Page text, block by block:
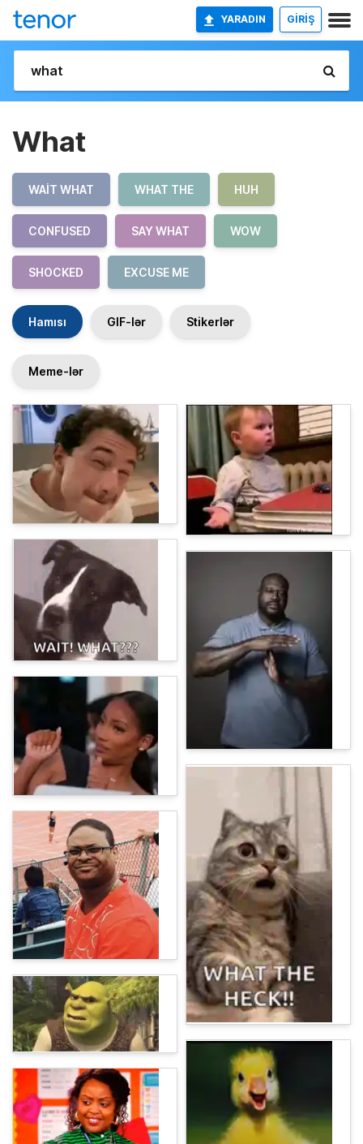
YARADIN GİRİŞ
What
WAIT WHAT WHAT THE HUH
CONFUSED SAY WHAT WOW
SHOCKED EXCUSE ME
Hamısı GIF-lər Stikerlər
Meme-lər